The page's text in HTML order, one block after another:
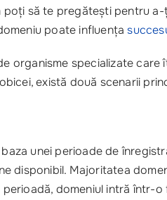
poți să te pregătești pentru
poate influența
organisme specializate care
există două scenarii
unei perioade de
disponibil. Majoritatea
domeniul intră într-